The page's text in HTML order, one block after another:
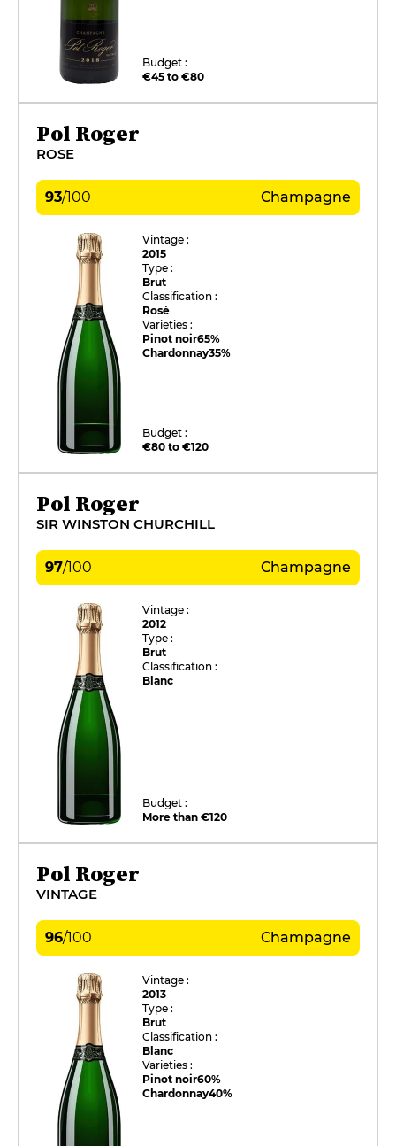
Budget :
€45 to €80
Pol Roger
ROSE
93/100 Champagne
Vintage :
2015
Type :
Brut
Classification :
Rosé
Varieties :
Pinot noir65%
Chardonnay35%
Budget :
€80 to €120
Pol Roger
SIR WINSTON CHURCHILL
97/100 Champagne
Vintage :
2012
Type :
Brut
Classification :
Blanc
Budget :
More than €120
Pol Roger
VINTAGE
96/100 Champagne
Vintage :
2013
Type :
Brut
Classification :
Blanc
Varieties :
Pinot noir60%
Chardonnay40%